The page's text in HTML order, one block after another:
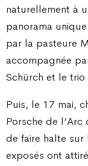
naturellement à
panorama
par la pasteure
accompagnée
Schürch et le
Puis, le 17 mai,
Porsche de
de faire halte sur
exposés ont